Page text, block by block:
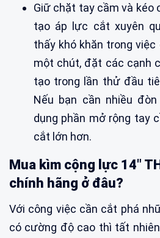
Giữ chặt tay cầm và kéo
tạo áp lực cắt xuyên
thấy khó khăn trong
một chút, đặt các cạnh
tạo trong lần thử đầu
Nếu bạn cần nhiều
dụng phần mở rộng tay
cắt lớn hơn.
Mua kìm cộng lực 14"
chính hãng ở đâu?
Với công việc cần cắt phá
có cường độ cao thì tất